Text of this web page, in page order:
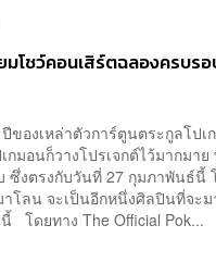
โชว์คอนเสิร์ตฉลองครบร
ของเหล่าตัวการ์ตูนตระกูลโป
มอนก็วางโปรเจกต์ไว้มากมา
ซึ่งตรงกับวันที่ 27 กุมภาพันธ์นี้
โลน จะเป็นอีกหนึ่งศิลปินที่จะ
โดยทาง The Official Pok...